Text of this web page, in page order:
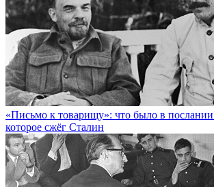
«Письмо к товарищу»: что было в
которое сжёг Сталин